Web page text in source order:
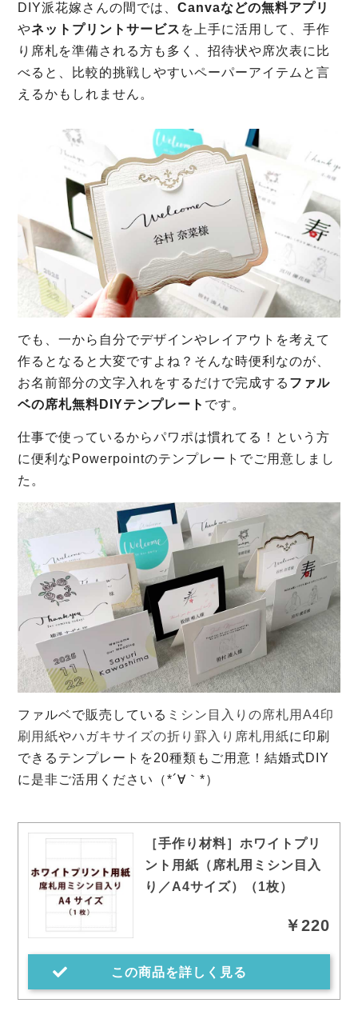
DIY派花嫁さんの間では、Canvaなどの無料アプリ
やネットプリントサービス を上手に活用して、手作
り席札を準備される方も多く、招待状や席次表に比
べると、比較的挑戦しやすいペーパーアイテムと言
えるかもしれません。
でも、一から自分でデザインやレイアウトを考えて
作るとなると大変ですよね？そんな時便利なのが、
お名前部分の文字入れをするだけで完成する ファル
ベの席札無料DIYテンプレート です。
仕事で使っているからパワポは慣れてる！という方
に便利なPowerpointのテンプレートでご用意しまし
た。
ファルベで販売している ミシン目入りの席札用A4印
刷用紙やハガキサイズの折り罫入り席札用紙に印刷
できるテンプレートを20種類もご用意！結婚式DIY
に是非ご活用ください（*´∀｀*）
［手作り材料］ホワイトプリ
ント用紙（席札用ミシン目入
り／A4サイズ）（1枚）
￥220
この商品を詳しく見る